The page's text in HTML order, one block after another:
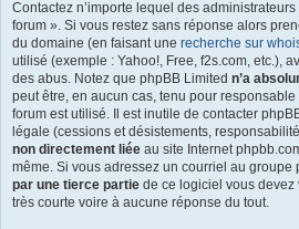
Contactez n’importe lequel des administrateurs
forum ». Si vous restez sans réponse alors
du domaine (en faisant une recherche sur
utilisé (exemple : Yahoo!, Free, f2s.com, etc.),
des abus. Notez que phpBB Limited n’a
peut être, en aucun cas, tenu pour responsable
forum est utilisé. Il est inutile de contacter
légale (cessions et désistements,
non directement liée au site Internet
même. Si vous adressez un courriel au groupe
par une tierce partie de ce logiciel vous
très courte voire à aucune réponse du tout.